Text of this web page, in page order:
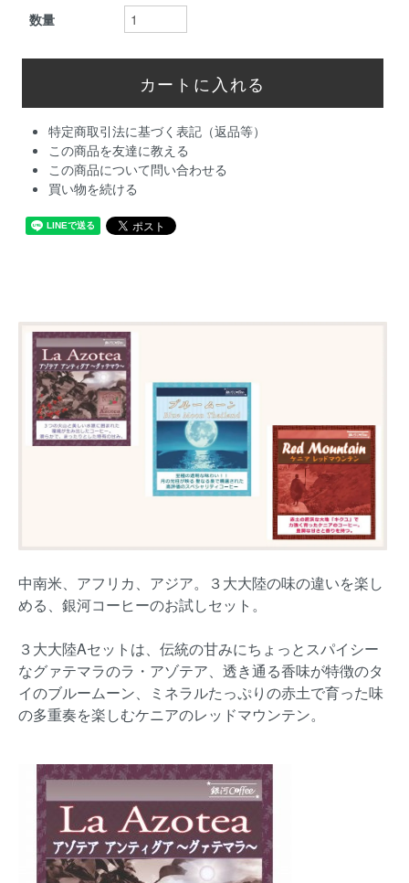
数量
特定商取引法に基づく表記（返品等）
この商品を友達に教える
この商品について問い合わせる
買い物を続ける
中南米、アフリカ、アジア。３大大陸の味の違いを楽し
める、銀河コーヒーのお試しセット。
３大大陸Aセットは、伝統の甘みにちょっとスパイシー
なグァテマラのラ・アゾテア、透き通る香味が特徴のタ
イのブルームーン、ミネラルたっぷりの赤土で育った味
の多重奏を楽しむケニアのレッドマウンテン。